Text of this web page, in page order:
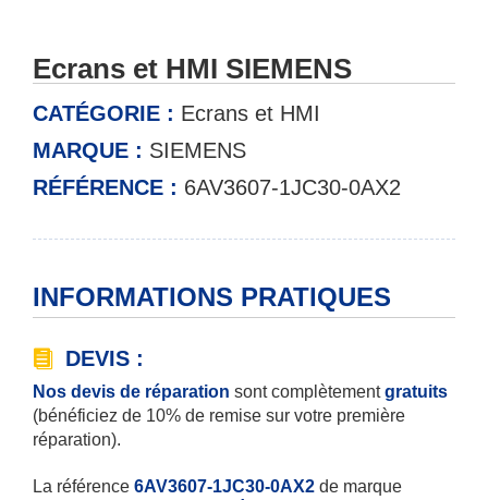
Ecrans et HMI SIEMENS
CATÉGORIE : Ecrans et HMI
MARQUE : SIEMENS
RÉFÉRENCE : 6AV3607-1JC30-0AX2
INFORMATIONS PRATIQUES
DEVIS :
Nos devis de réparation sont complètementgratuits
(bénéficiez de 10% de remise sur votre première
réparation).
La référence 6AV3607-1JC30-0AX2 de marque